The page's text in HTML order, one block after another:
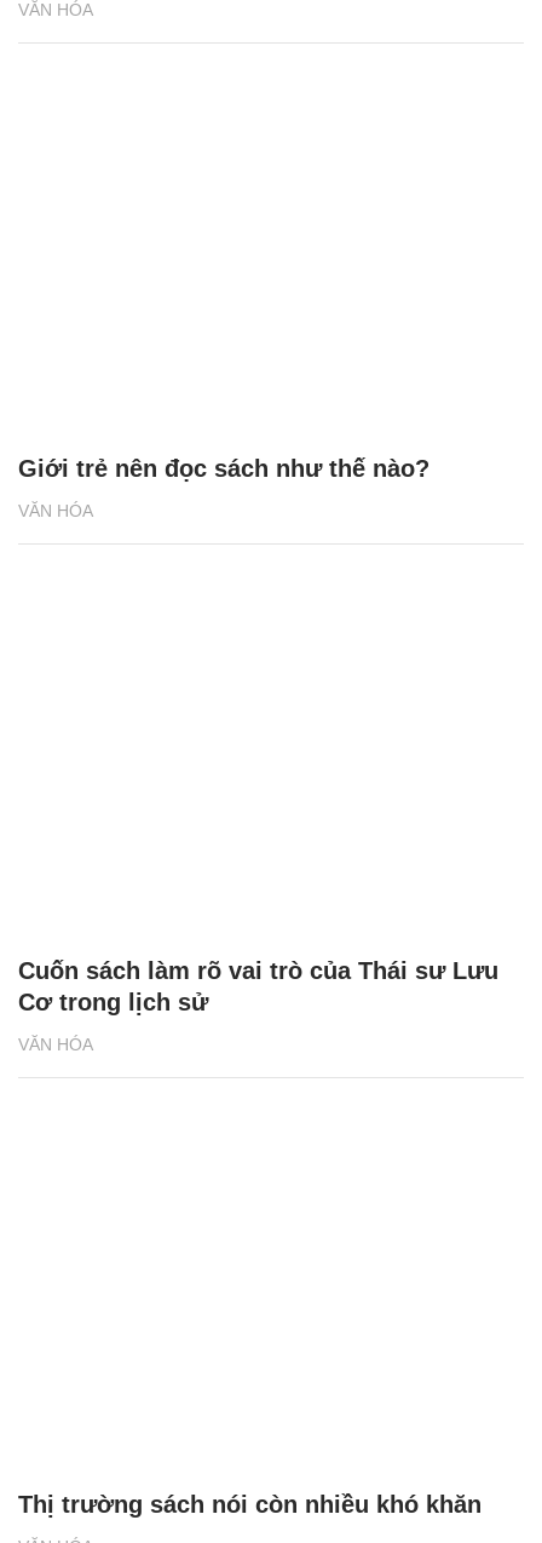
VĂN HÓA
VĂN HÓA
Giới trẻ nên đọc sách như thế nào?
VĂN HÓA
Cuốn sách làm rõ vai trò của Thái sư Lưu
Cơ trong lịch sử
Thị trường sách nói còn nhiều khó khăn